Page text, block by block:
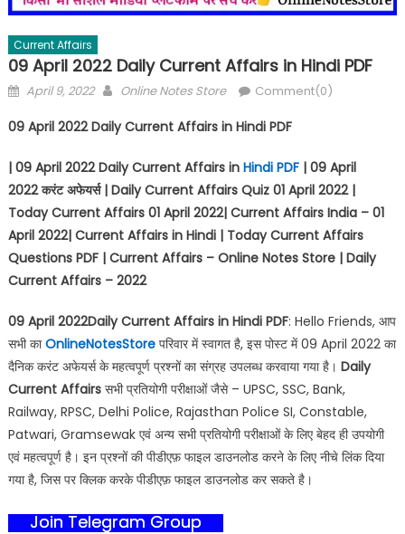
Current Affairs
09 April 2022 Daily Current Affairs in Hindi PDF
April 9, 2022 Online Notes Store Comment(0)
09 April 2022 Daily Current Affairs in Hindi PDF
| 09 April 2022 Daily Current Affairs in Hindi PDF| 09 April
2022करंट अफेयर्स | Daily Current Affairs Quiz 01 April 2022 |
Today Current Affairs 01 April 2022| Current Affairs India – 01
April 2022| Current Affairs in Hindi | Today Current Affairs
Questions PDF | Current Affairs – Online Notes Store | Daily
Current Affairs – 2022
09 April 2022Daily Current Affairs in Hindi PDF: Hello Friends, आप
सभी काOnlineNotesStoreपरिवार में स्वागत है, इस पोस्ट में 09 April 2022 का
दैनिक करंट अफेयर्स के महत्वपूर्ण प्रश्नों का संग्रह उपलब्ध करवाया गया है। Daily
Current Affairsसभी प्रतियोगी परीक्षाओं जैसे – UPSC, SSC, Bank,
Railway, RPSC, Delhi Police, Rajasthan Police SI, Constable,
Patwari, Gramsewak एवं अन्य सभी प्रतियोगी परीक्षाओं के लिए बेहद ही उपयोगी
एवं महत्वपूर्ण है। इन प्रश्नों की पीडीएफ़ फाइल डाउनलोड करने के लिए नीचे लिंक दिया
गया है, जिस पर क्लिक करके पीडीएफ़ फाइल डाउनलोड कर सकते है।
Join Telegram Group